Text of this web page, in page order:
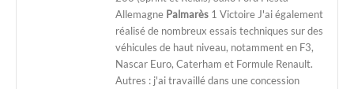
Allemagne Palmarès 1 Victoire J'ai également
réalisé de nombreux essais techniques sur des
véhicules de haut niveau, notamment en F3,
Nascar Euro, Caterham et Formule Renault.
Autres : j'ai travaillé dans une concession